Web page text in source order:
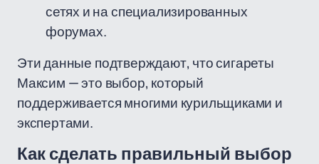
сетях и на специализированных
форумах.
Эти данные подтверждают, что сигареты
Максим — это выбор, который
поддерживается многими курильщиками и
экспертами.
Как сделать правильный выбор